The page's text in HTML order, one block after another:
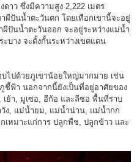
าว ซึ่งมีความสูง 2,222 เมตร
ผีปันน้ำตะวันตก โดยเทือกเขานี้จะอยู่
ผีปันน้ำตะวันออก จะอยู่ระหว่างแม่น้ำ
บาง จะตั้งกั้นระหว่างเขตแดน
บไปด้วยภูเขาน้อยใหญ่มากมาย เช่น
ฟ้า นอกจากนี้ยังเป็นที่อยู่อาศัยของ
เย้า, มูเซอ, อีก้อ และลีซอ พื้นที่ราบ
ง, แม่น้ำยม, แม่น้ำน่าน, แม่น้ำกก
หมาะแก่การ ปลูกพืช, ปลูกข้าว และ